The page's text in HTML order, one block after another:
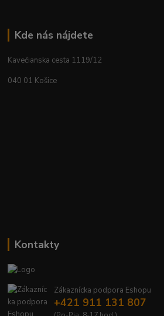
Kde nás nájdete
Kavečianska cesta 1119/12
040 01 Košice
Kontakty
Zákaznícka podpora Eshopu
+421 911 131 807